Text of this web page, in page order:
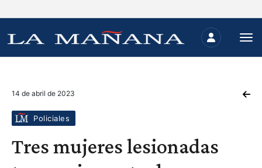
14 de abril de 2023
Policiales
Tres mujeres lesionadas